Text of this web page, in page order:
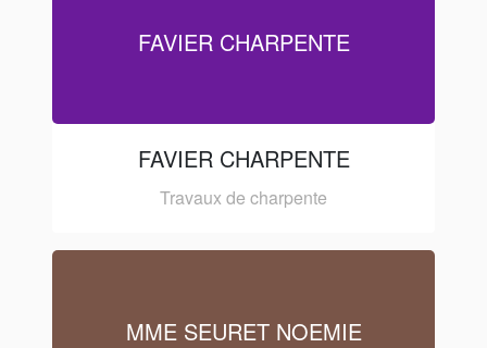
FAVIER CHARPENTE
FAVIER CHARPENTE
Travaux de charpente
MME SEURET NOEMIE